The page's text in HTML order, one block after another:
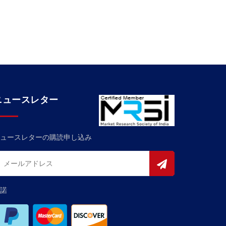
ュースレター
ースレターの購読申し込み